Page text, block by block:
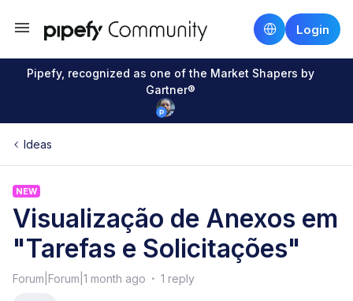
Login
Pipefy, recognized as one of the Market Shapers by
Gartner®
Ideas
NEW
Visualização de Anexos em
"Tarefas e Solicitações"
Forum|Forum|1 month ago 1 reply